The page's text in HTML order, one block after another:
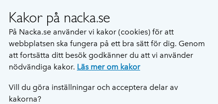
Kakor på nacka.se
På Nacka.se använder vi kakor (cookies) för att
webbplatsen ska fungera på ett bra sätt för dig. Genom
att fortsätta ditt besök godkänner du att vi använder
nödvändiga kakor. Läs mer om kakor
Vill du göra inställningar och acceptera delar av
kakorna?